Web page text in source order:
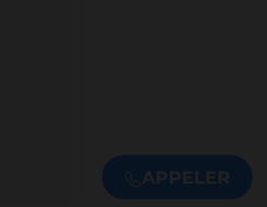
APPELER